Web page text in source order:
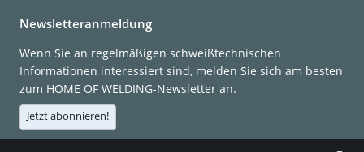
Newsletteranmeldung
Wenn Sie an regelmäßigen schweißtechnischen
Informationen interessiert sind, melden Sie sich am besten
zum HOME OF WELDING-Newsletter an.
Jetzt abonnieren!